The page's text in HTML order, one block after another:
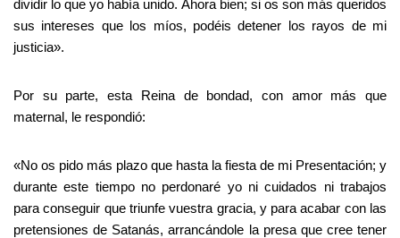
dividir lo que yo había unido. Ahora bien; si os son más queridos
sus intereses que los míos, podéis detener los rayos de mi
justicia».
Por su parte, esta Reina de bondad, con amor más que
maternal, le respondió:
«No os pido más plazo que hasta la fiesta de mi Presentación; y
durante este tiempo no perdonaré yo ni cuidados ni trabajos
para conseguir que triunfe vuestra gracia, y para acabar con las
pretensiones de Satanás, arrancándole la presa que cree tener